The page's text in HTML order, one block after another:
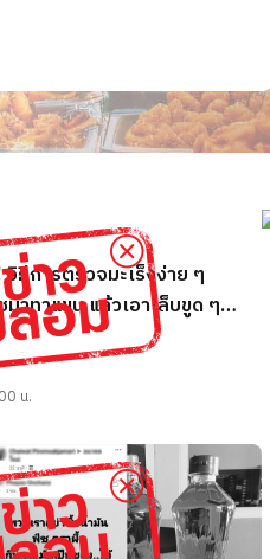
ธีการตรวจมะเร็งง่าย ๆ
าทาแขน แล้วเอาเล็บขูด ๆ
น.